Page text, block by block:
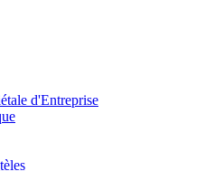
d'Entreprise